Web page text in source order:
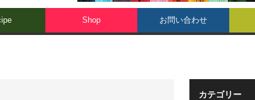
Shop お問い合わせ
カテゴリー